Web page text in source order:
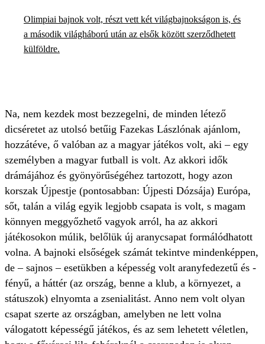
Olimpiai bajnok volt, részt vett két világbajnokságon is, és
a második világháború után az elsők között szerződhetett
külföldre.
Na, nem kezdek most bezzegelni, de minden létező
dicséretet az utolsó betűig Fazekas Lászlónak ajánlom,
hozzátéve, ő valóban az a magyar játékos volt, aki – egy
személyben a magyar futball is volt. Az akkori idők
drámájához és gyönyörűségéhez tartozott, hogy azon
korszak Újpestje (pontosabban: Újpesti Dózsája) Európa,
sőt, talán a világ egyik legjobb csapata is volt, s magam
könnyen meggyőzhető vagyok arról, ha az akkori
játékosokon múlik, belőlük új aranycsapat formálódhatott
volna. A bajnoki elsőségek számát tekintve mindenképpen,
de – sajnos – esetükben a képesség volt aranyfedezetű és -
fényű, a háttér (az ország, benne a klub, a környezet, a
státuszok) elnyomta a zsenialitást. Anno nem volt olyan
csapat szerte az országban, amelyben ne lett volna
válogatott képességű játékos, és az sem lehetett véletlen,